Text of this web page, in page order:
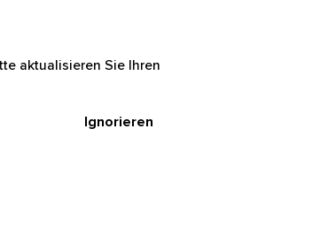
aktualisieren Sie Ihren
Ignorieren